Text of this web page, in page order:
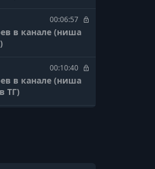
00:06:57
в канале (ниша
00:10:40
в канале (ниша
ТГ)